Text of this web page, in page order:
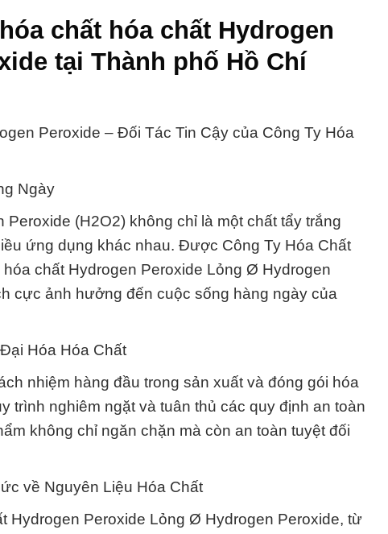
chất hóa chất Hydrogen
tại Thành phố Hồ Chí
Peroxide – Đối Tác Tin Cậy của Công Ty Hóa
Ngày
(H2O2) không chỉ là một chất tẩy trắng
ứng dụng khác nhau. Được Công Ty Hóa Chất
chất Hydrogen Peroxide Lỏng Ø Hydrogen
cực ảnh hưởng đến cuộc sống hàng ngày của
Hóa Hóa Chất
nhiệm hàng đầu trong sản xuất và đóng gói hóa
trình nghiêm ngặt và tuân thủ các quy định an toàn
không chỉ ngăn chặn mà còn an toàn tuyệt đối
về Nguyên Liệu Hóa Chất
Hydrogen Peroxide Lỏng Ø Hydrogen Peroxide, từ